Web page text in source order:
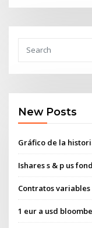
New Posts
Gráfico de la
Ishares s & p us
Contratos
1 eur a usd